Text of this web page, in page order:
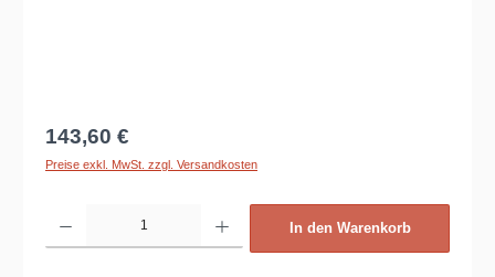
Regulärer Preis:
143,60 €
Preise exkl. MwSt. zzgl. Versandkosten
In den Warenkorb